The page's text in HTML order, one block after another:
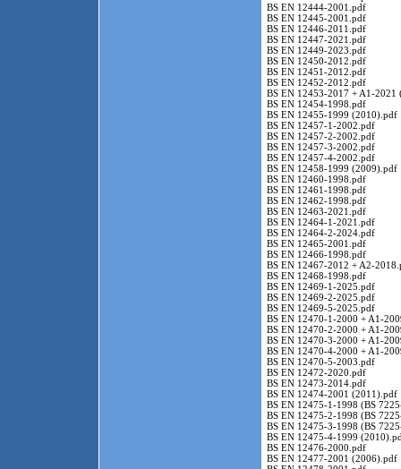
BS EN 12444-2001.pdf
BS EN 12445-2001.pdf
BS EN 12446-2011.pdf
BS EN 12447-2021.pdf
BS EN 12449-2023.pdf
BS EN 12450-2012.pdf
BS EN 12451-2012.pdf
BS EN 12452-2012.pdf
BS EN 12453-2017 + A1-2021
BS EN 12454-1998.pdf
BS EN 12455-1999 (2010).pdf
BS EN 12457-1-2002.pdf
BS EN 12457-2-2002.pdf
BS EN 12457-3-2002.pdf
BS EN 12457-4-2002.pdf
BS EN 12458-1999 (2009).pdf
BS EN 12460-1998.pdf
BS EN 12461-1998.pdf
BS EN 12462-1998.pdf
BS EN 12463-2021.pdf
BS EN 12464-1-2021.pdf
BS EN 12464-2-2024.pdf
BS EN 12465-2001.pdf
BS EN 12466-1998.pdf
BS EN 12467-2012 + A2-
BS EN 12468-1998.pdf
BS EN 12469-1-2025.pdf
BS EN 12469-2-2025.pdf
BS EN 12469-5-2025.pdf
BS EN 12470-1-2000 + A1-
BS EN 12470-2-2000 + A1-
BS EN 12470-3-2000 + A1-
BS EN 12470-4-2000 + A1-
BS EN 12470-5-2003.pdf
BS EN 12472-2020.pdf
BS EN 12473-2014.pdf
BS EN 12474-2001 (2011).pdf
BS EN 12475-1-1998 (BS
BS EN 12475-2-1998 (BS
BS EN 12475-3-1998 (BS
BS EN 12475-4-1999
BS EN 12476-2000.pdf
BS EN 12477-2001 (2006).pdf